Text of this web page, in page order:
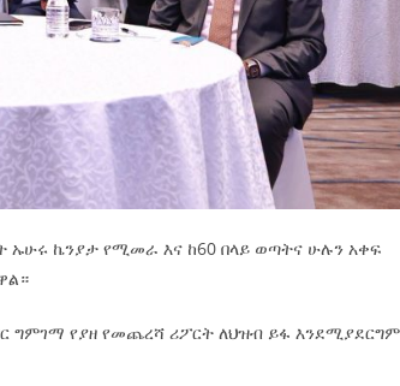
ኡሁሩ ኬንያታ የሚመራ እና ከ60 በላይ ወጣትና ሁሉን አቀፍ
ግምገማ የያዘ የመጨረሻ ሪፖርት ለህዝብ ይፋ እንደሚያደርግም